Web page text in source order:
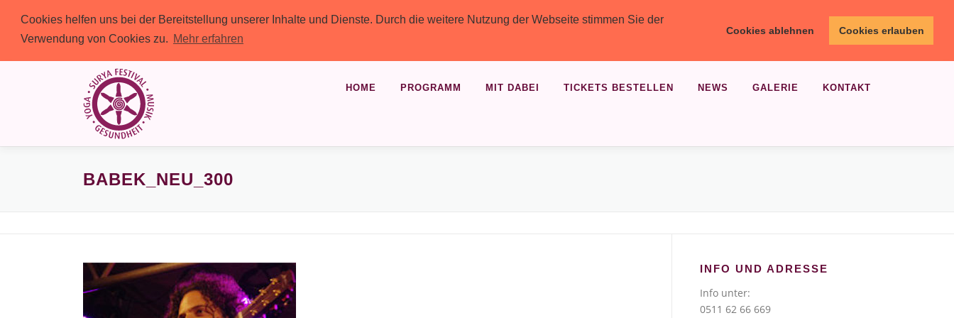
Cookies helfen uns bei der Bereitstellung unserer Inhalte und Dienste. Durch die weitere Nutzung der Webseite stimmen Sie der
Verwendung von Cookies zu. Mehr erfahren
Cookies ablehnen Cookies erlauben
HOME PROGRAMM MIT DABEI TICKETS BESTELLEN NEWS GALERIE KONTAKT
BABEK_NEU_300
INFO UND ADRESSE
Info unter:
0511 62 66 669